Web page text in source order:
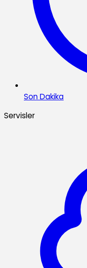
Son Dakika
Servisler